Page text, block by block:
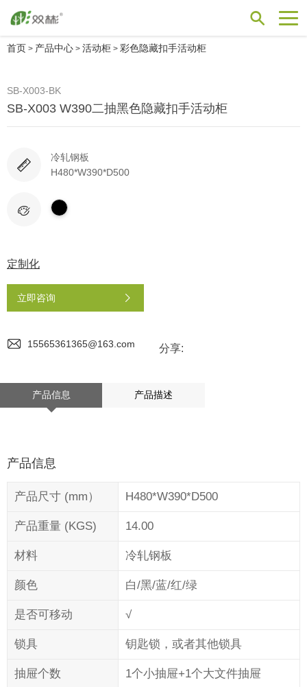
首页 > 产品中心 > 活动柜 > 彩色隐藏扣手活动柜
SB-X003-BK
SB-X003 W390二抽黑色隐藏扣手活动柜
冷轧钢板
H480*W390*D500
定制化
立即咨询
15565361365@163.com 分享:
产品信息 产品描述
产品信息
产品尺寸 (mm） H480*W390*D500
产品重量 (KGS) 14.00
材料 冷轧钢板
颜色 白/黑/蓝/红/绿
是否可移动 √
锁具 钥匙锁，或者其他锁具
抽屉个数 1个小抽屉+1个大文件抽屉